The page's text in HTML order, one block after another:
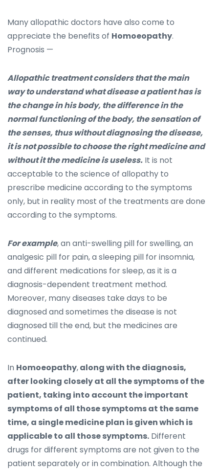
Many allopathic doctors have also come to
appreciate the benefits of Homoeopathy.
Prognosis —
Allopathic treatment considers that the main
way to understand what disease a patient has is
the change in his body, the difference in the
normal functioning of the body, the sensation of
the senses, thus without diagnosing the disease,
it is not possible to choose the right medicine and
without it the medicine is useless. It is not
acceptable to the science of allopathy to
prescribe medicine according to the symptoms
only, but in reality most of the treatments are done
according to the symptoms.
For example, an anti-swelling pill for swelling, an
analgesic pill for pain, a sleeping pill for insomnia,
and different medications for sleep, as it is a
diagnosis-dependent treatment method.
Moreover, many diseases take days to be
diagnosed and sometimes the disease is not
diagnosed till the end, but the medicines are
continued.
In Homoeopathy,along with the diagnosis,
after looking closely at all the symptoms of the
patient, taking into account the important
symptoms of all those symptoms at the same
time, a single medicine plan is given which is
applicable to all those symptoms. Different
drugs for different symptoms are not given to the
patient separately or in combination. Although the